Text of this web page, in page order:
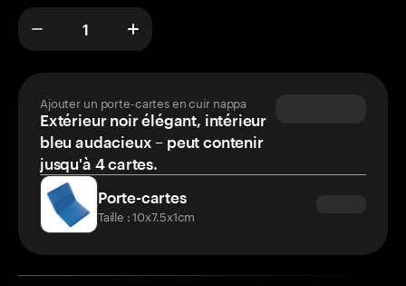
Ajouter un porte-cartes en cuir nappa
Extérieur noir élégant, intérieur
bleu audacieux – peut contenir
jusqu'à 4 cartes.
Porte-cartes
Taille : 10x7.5x1cm